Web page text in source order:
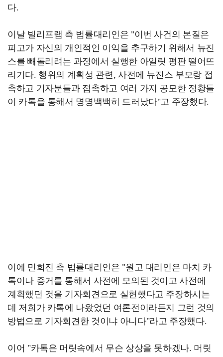
다.
이날 빌리프랩 측 법률대리인은 "이번 사건의 본질은
피고가 자신의 개인적인 이익을 추구하기 위해서 뉴진
스를 빼돌리려는 과정에서 실행한 아일릿 평판 떨어뜨
리기다. 행위의 계획성 관련, 사전에 뉴진스 부모랑 접
촉하고 기자분들과 접촉하고 여러 가지 공모한 정황들
이 카톡을 통해서 명명백백히 드러났다"고 주장했다.
이에 민희진 측 법률대리인은 "원고 대리인은 마치 카
톡이나 증거를 통해서 사전에 모의된 것이고 사전에
계획했던 것을 기자회견으로 실현했다고 주장하시는
데 저희가 카톡에 나왔었던 여론전이라든지 그런 것의
방법으로 기자회견한 것이냐 아니다"라고 주장했다.
이어 "카톡은 머릿속에서 무슨 상상을 못하겠나. 머릿